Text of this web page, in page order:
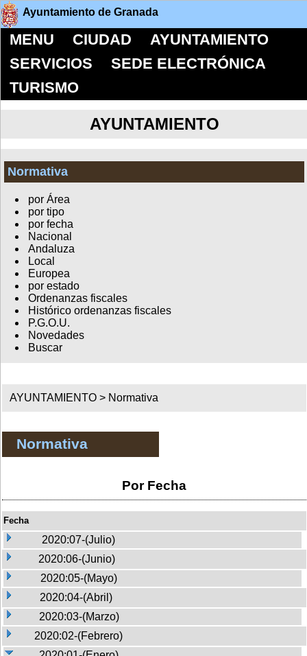
Ayuntamiento de Granada
MENU CIUDAD
AYUNTAMIENTO
SERVICIOS
SEDE ELECTRÓNICA
TURISMO
AYUNTAMIENTO
Normativa
por Área
por tipo
por fecha
Nacional
Andaluza
Local
Europea
por estado
Ordenanzas fiscales
Histórico ordenanzas fiscales
P.G.O.U.
Novedades
Buscar
AYUNTAMIENTO > Normativa
Normativa
Por Fecha
Fecha
2020:07-(Julio)
2020:06-(Junio)
2020:05-(Mayo)
2020:04-(Abril)
2020:03-(Marzo)
2020:02-(Febrero)